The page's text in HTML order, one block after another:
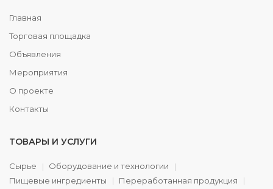
Главная
Торговая площадка
Объявления
Мероприятия
О проекте
Контакты
ТОВАРЫ И УСЛУГИ
Сырье
Оборудование и технологии
Пищевые ингредиенты
Переработанная продукция